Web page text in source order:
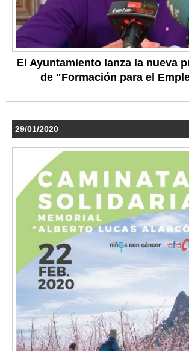
El Ayuntamiento lanza la nueva
de "Formación para el
29/01/2020